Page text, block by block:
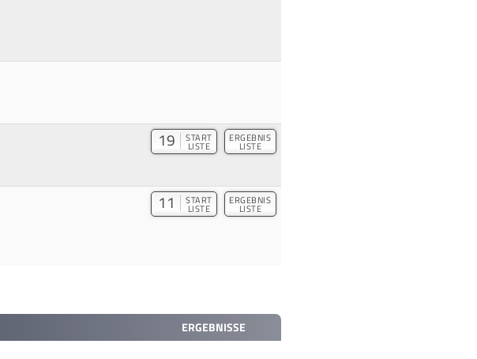
19 START
LISTE
ERGEBNIS
LISTE
11 START
LISTE
ERGEBNIS
LISTE
ERGEBNISSE